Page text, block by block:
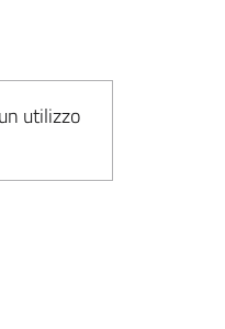
utilizzo